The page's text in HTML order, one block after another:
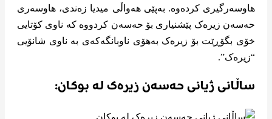
هاوسەرگیری کردەوە. بەپێی هەواڵی میدیا زەندی، هاوسەری
حەسەن زیرەک پێشنیاری بۆ حەسەن کردووە کە ناوی کۆتایی
خۆی بگۆڕێت بۆ زیرەک بەهۆی ناوبانگەکەی بە ناوی شانۆیی
“زیرەک”.
ساڵانی ژیانی حەسەن زیرەک لە بوکان: